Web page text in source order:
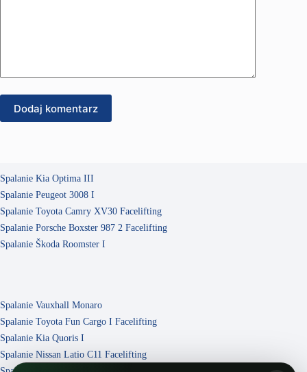
Dodaj komentarz
Spalanie Kia Optima III
Spalanie Peugeot 3008 I
Spalanie Toyota Camry XV30 Facelifting
Spalanie Porsche Boxster 987 2 Facelifting
Spalanie Škoda Roomster I
Spalanie Vauxhall Monaro
Spalanie Toyota Fun Cargo I Facelifting
Spalanie Kia Quoris I
Spalanie Nissan Latio C11 Facelifting